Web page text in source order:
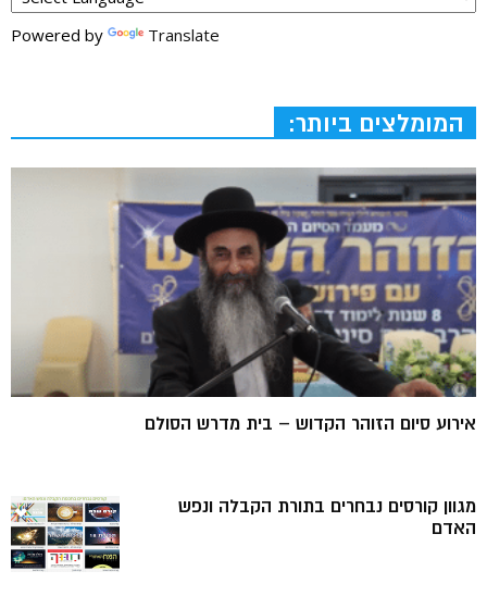
Powered by Translate
המומלצים ביותר:
אירוע סיום הזוהר הקדוש – בית מדרש הסולם
מגוון קורסים נבחרים בתורת הקבלה ונפש
האדם